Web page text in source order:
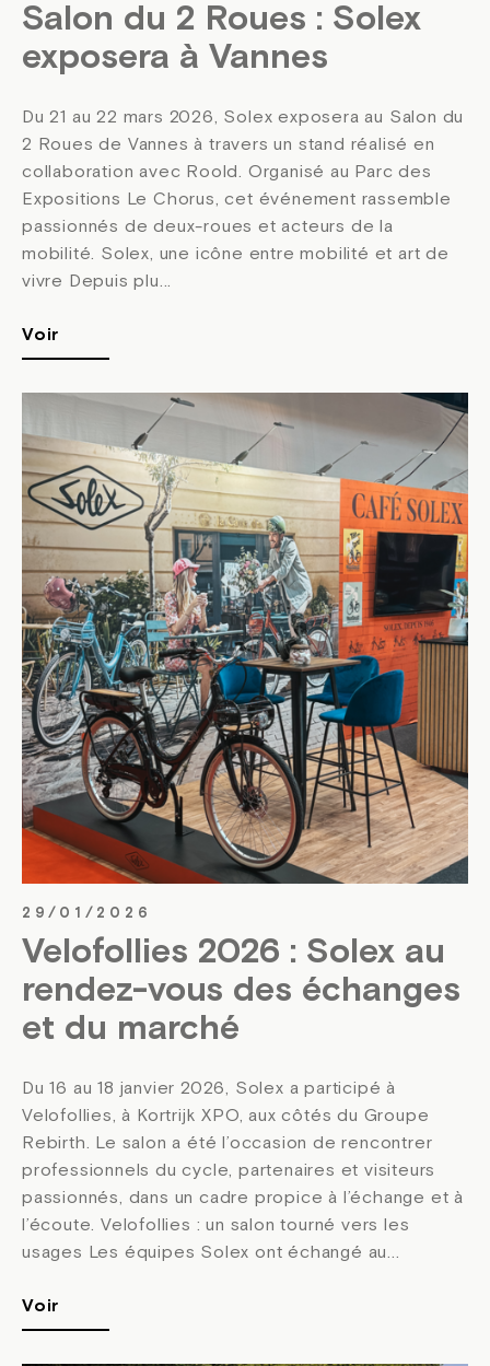
Salon du 2 Roues : Solex
exposera à Vannes
Du 21 au 22 mars 2026, Solex exposera au Salon du
2 Roues de Vannes à travers un stand réalisé en
collaboration avec Roold. Organisé au Parc des
Expositions Le Chorus, cet événement rassemble
passionnés de deux-roues et acteurs de la
mobilité. Solex, une icône entre mobilité et art de
vivre Depuis plu...
Voir
29/01/2026
Velofollies 2026 : Solex au
rendez-vous des échanges
et du marché
Du 16 au 18 janvier 2026, Solex a participé à
Velofollies, à Kortrijk XPO, aux côtés du Groupe
Rebirth. Le salon a été l’occasion de rencontrer
professionnels du cycle, partenaires et visiteurs
passionnés, dans un cadre propice à l’échange et à
l’écoute. Velofollies : un salon tourné vers les
usages Les équipes Solex ont échangé au...
Voir